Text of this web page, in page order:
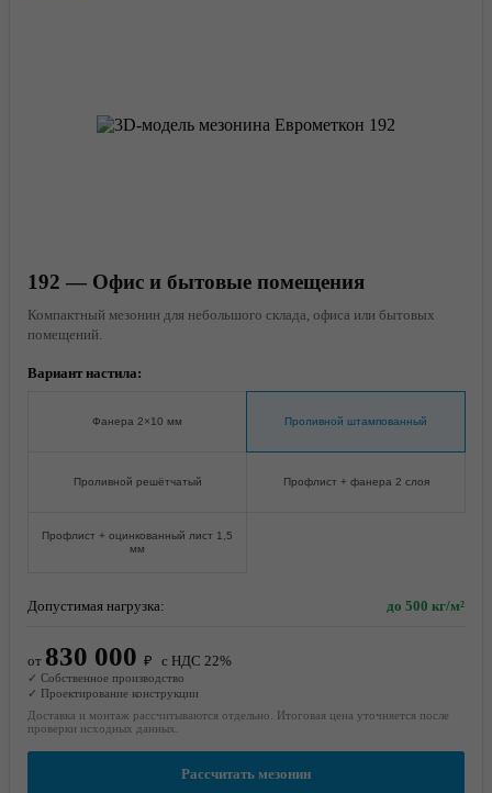
192 — Офис и бытовые помещения
Компактный мезонин для небольшого склада, офиса или бытовых
помещений.
Вариант настила:
Фанера 2×10 мм Проливной штампованный
Проливной решётчатый Профлист + фанера 2 слоя
Профлист + оцинкованный лист 1,5
мм
Допустимая нагрузка: до 500 кг/м²
от 830 000 ₽ с НДС 22%
✓ Собственное производство
✓ Проектирование конструкции
Доставка и монтаж рассчитываются отдельно. Итоговая цена уточняется после
проверки исходных данных.
Рассчитать мезонин